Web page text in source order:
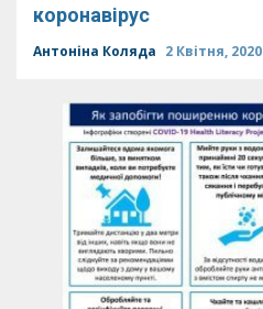
коронавірус
Антоніна Коляда 2 Квітня, 2020